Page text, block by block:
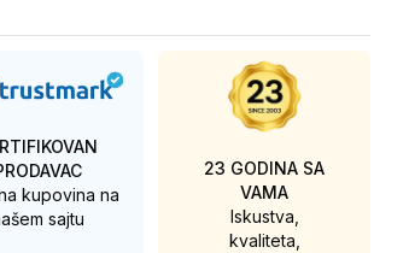
kupovina na
sajtu
23 GODINA SA
VAMA
Iskustva,
kvaliteta,